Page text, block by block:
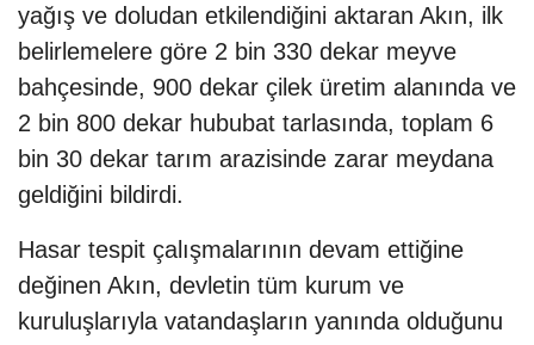
yağış ve doludan etkilendiğini aktaran Akın, ilk
belirlemelere göre 2 bin 330 dekar meyve
bahçesinde, 900 dekar çilek üretim alanında ve
2 bin 800 dekar hububat tarlasında, toplam 6
bin 30 dekar tarım arazisinde zarar meydana
geldiğini bildirdi.
Hasar tespit çalışmalarının devam ettiğine
değinen Akın, devletin tüm kurum ve
kuruluşlarıyla vatandaşların yanında olduğunu